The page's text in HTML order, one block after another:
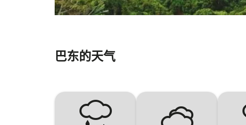
巴东的天气